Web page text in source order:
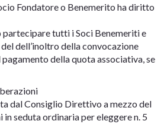
Fondatore o Benemerito ha diritto
partecipare tutti i Soci Benemeriti e
dell’inoltro della convocazione
della quota associativa, se
dal Consiglio Direttivo a mezzo del
in seduta ordinaria per eleggere n. 5